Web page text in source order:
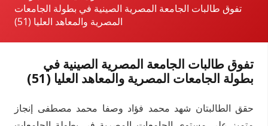
تفوق طالبات الجامعة المصرية الصينية في بطولة الجامعات
المصرية والمعاهد العليا (51)
تفوق طالبات الجامعة المصرية الصينية في
بطولة الجامعات المصرية والمعاهد العليا (51)
حقق الطالبتان شهد محمد فؤاد وصفا محمد مصطفى إنجاز